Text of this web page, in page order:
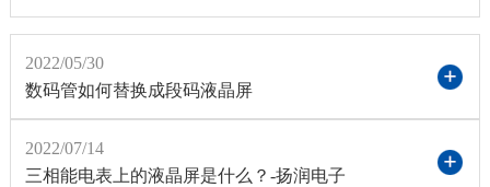
示; 5、功耗低，一颗小纽扣电池都
显示屏; 6、寿命长!一般段码液晶...
2022/05/30
数码管如何替换成段码液晶屏
2022/07/14
三相能电表上的液晶屏是什么？-扬润电子